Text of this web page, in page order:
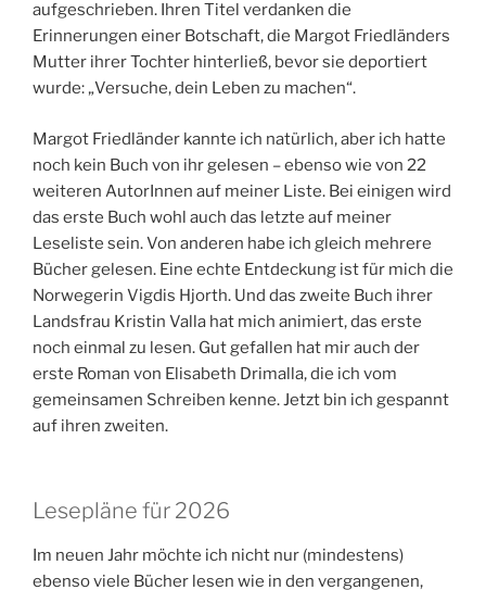
aufgeschrieben. Ihren Titel verdanken die
Erinnerungen einer Botschaft, die Margot Friedländers
Mutter ihrer Tochter hinterließ, bevor sie deportiert
wurde: „Versuche, dein Leben zu machen“.
Margot Friedländer kannte ich natürlich, aber ich hatte
noch kein Buch von ihr gelesen – ebenso wie von 22
weiteren AutorInnen auf meiner Liste. Bei einigen wird
das erste Buch wohl auch das letzte auf meiner
Leseliste sein. Von anderen habe ich gleich mehrere
Bücher gelesen. Eine echte Entdeckung ist für mich die
Norwegerin Vigdis Hjorth. Und das zweite Buch ihrer
Landsfrau Kristin Valla hat mich animiert, das erste
noch einmal zu lesen. Gut gefallen hat mir auch der
erste Roman von Elisabeth Drimalla, die ich vom
gemeinsamen Schreiben kenne. Jetzt bin ich gespannt
auf ihren zweiten.
Lesepläne für 2026
Im neuen Jahr möchte ich nicht nur (mindestens)
ebenso viele Bücher lesen wie in den vergangenen,